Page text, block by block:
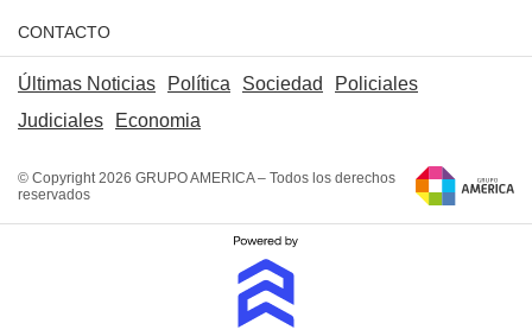
CONTACTO
Últimas Noticias Política Sociedad
Policiales
Judiciales
Economia
© Copyright 2026 GRUPO AMERICA – Todos los derechos
reservados